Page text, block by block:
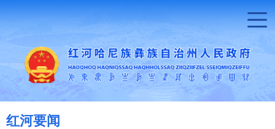
红河要闻